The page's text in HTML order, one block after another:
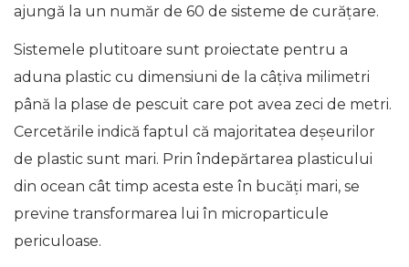
ajungă la un număr de 60 de sisteme de curățare.
Sistemele plutitoare sunt proiectate pentru a
aduna plastic cu dimensiuni de la câțiva milimetri
până la plase de pescuit care pot avea zeci de metri.
Cercetările indică faptul că majoritatea deșeurilor
de plastic sunt mari. Prin îndepărtarea plasticului
din ocean cât timp acesta este în bucăți mari, se
previne transformarea lui în microparticule
periculoase.